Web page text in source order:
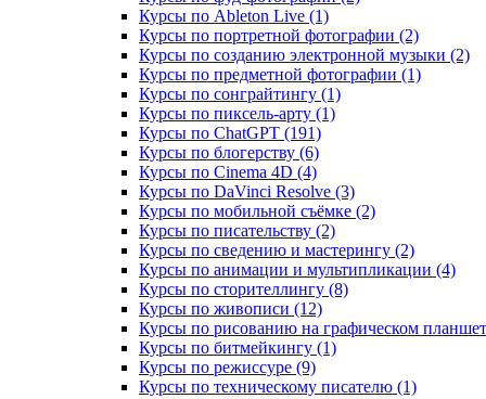
Курсы по Ableton Live (1)
Курсы по портретной фотографии (2)
Курсы по созданию электронной музыки (2)
Курсы по предметной фотографии (1)
Курсы по сонграйтингу (1)
Курсы по пиксель-арту (1)
Курсы по ChatGPT (191)
Курсы по блогерству (6)
Курсы по Cinema 4D (4)
Курсы по DaVinci Resolve (3)
Курсы по мобильной съёмке (2)
Курсы по писательству (2)
Курсы по сведению и мастерингу (2)
Курсы по анимации и мультипликации (4)
Курсы по сторителлингу (8)
Курсы по живописи (12)
Курсы по рисованию на графическом
Курсы по битмейкингу (1)
Курсы по режиссуре (9)
Курсы по техническому писателю (1)